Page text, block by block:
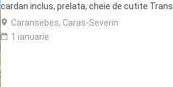
cardan inclus, prelata, cheie de cutite
Caransebes, Caras-Severin
1 ianuarie